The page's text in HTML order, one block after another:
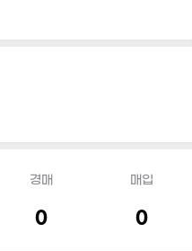
경매
0
매입
0